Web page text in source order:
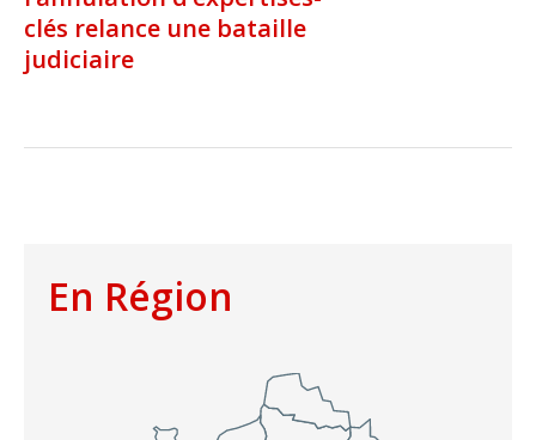
clés relance une bataille
judiciaire
En Région